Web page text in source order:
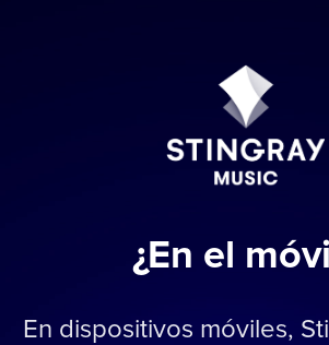
¿En el
En dispositivos móviles,